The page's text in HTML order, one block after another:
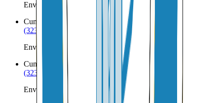
Envíos a Nicaragua desde Cross Lake Township
Cumberland
ME
(323) 953-8100
Envíos a Nicaragua desde Cumberland
Cumberland Foreside
(323) 953-8100
Envíos a Nicaragua desde Cumberland Foreside